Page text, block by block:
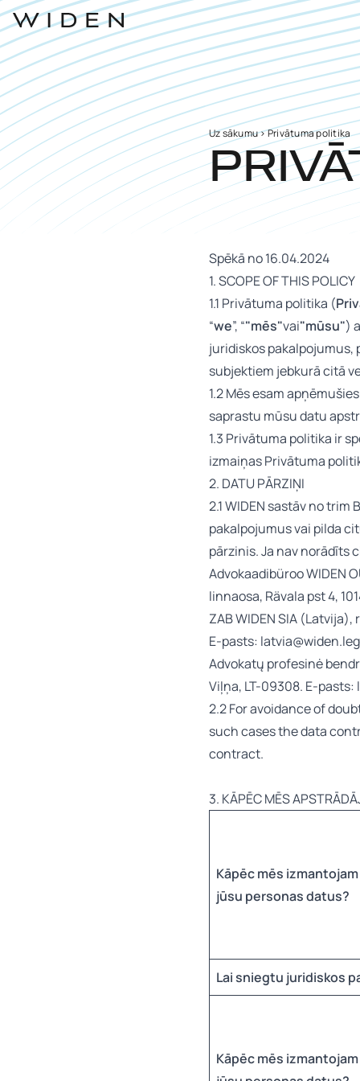
Uz sākumu>Privātuma politika
Spēkā no 16.04.2024
1. SCOPE OF THIS POLICY
1.1 Privātuma politika (
“we”, “"mēs"vai"mūsu")
juridiskos
subjektiem jebkurā citā
1.2 Mēs esam
saprastu mūsu datu
1.3 Privātuma politika ir
izmaiņas Privātuma
2. DATU PĀRZIŅI
2.1 WIDEN sastāv no
pakalpojumus vai pilda
pārzinis. Ja nav norādīts
Advokaadibüroo WIDEN
linnaosa, Rävala pst 4,
ZAB WIDEN SIA
E-pasts:
Advokatų profesinė
Viļņa, LT-09308. E-
2.2 For avoidance of
such cases the data
contract.
3. KĀPĒC MĒS
Kāpēc mēs izmantojam
jūsu personas datus?
Lai sniegtu juridiskos
Kāpēc mēs izmantojam